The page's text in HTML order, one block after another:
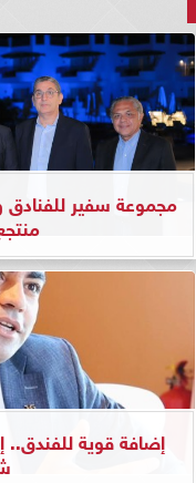
مجموعة سفير للفنادق
إضافة قوية للفندق..